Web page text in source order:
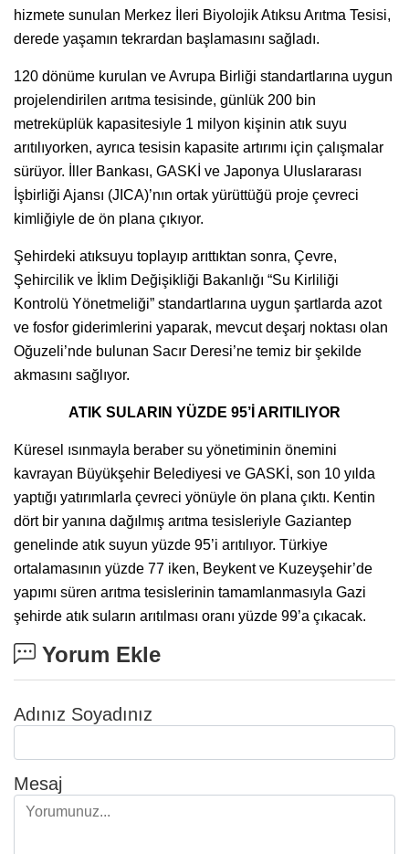
hizmete sunulan Merkez İleri Biyolojik Atıksu Arıtma Tesisi,
derede yaşamın tekrardan başlamasını sağladı.
120 dönüme kurulan ve Avrupa Birliği standartlarına uygun
projelendirilen arıtma tesisinde, günlük 200 bin
metreküplük kapasitesiyle 1 milyon kişinin atık suyu
arıtılıyorken, ayrıca tesisin kapasite artırımı için çalışmalar
sürüyor. İller Bankası, GASKİ ve Japonya Uluslararası
İşbirliği Ajansı (JICA)’nın ortak yürüttüğü proje çevreci
kimliğiyle de ön plana çıkıyor.
Şehirdeki atıksuyu toplayıp arıttıktan sonra, Çevre,
Şehircilik ve İklim Değişikliği Bakanlığı “Su Kirliliği
Kontrolü Yönetmeliği” standartlarına uygun şartlarda azot
ve fosfor giderimlerini yaparak, mevcut deşarj noktası olan
Oğuzeli’nde bulunan Sacır Deresi’ne temiz bir şekilde
akmasını sağlıyor.
ATIK SULARIN YÜZDE 95’İ ARITILIYOR
Küresel ısınmayla beraber su yönetiminin önemini
kavrayan Büyükşehir Belediyesi ve GASKİ, son 10 yılda
yaptığı yatırımlarla çevreci yönüyle ön plana çıktı. Kentin
dört bir yanına dağılmış arıtma tesisleriyle Gaziantep
genelinde atık suyun yüzde 95’i arıtılıyor. Türkiye
ortalamasının yüzde 77 iken, Beykent ve Kuzeyşehir’de
yapımı süren arıtma tesislerinin tamamlanmasıyla Gazi
şehirde atık suların arıtılması oranı yüzde 99’a çıkacak.
Yorum Ekle
Adınız Soyadınız
Mesaj